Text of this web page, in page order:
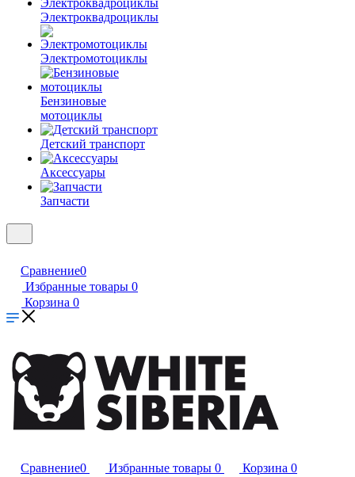
Электроквадроциклы
Электромотоциклы
Бензиновые
мотоциклы
Детский транспорт
Аксессуары
Запчасти
Сравнение0
Избранные товары 0
Корзина 0
Сравнение0 Избранные товары 0 Корзина 0